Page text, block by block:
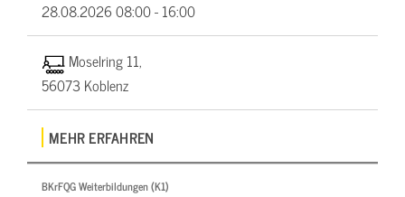
28.08.202608:00 - 16:00
Moselring 11,
56073 Koblenz
MEHR ERFAHREN
BKrFQG Weiterbildungen (K1)